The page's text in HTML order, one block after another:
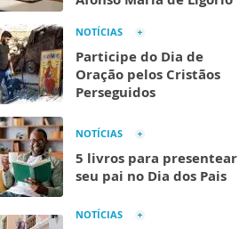
NOTÍCIAS
Participe do Dia de
Oração pelos Cristãos
Perseguidos
NOTÍCIAS
5 livros para presentear
seu pai no Dia dos Pais
NOTÍCIAS